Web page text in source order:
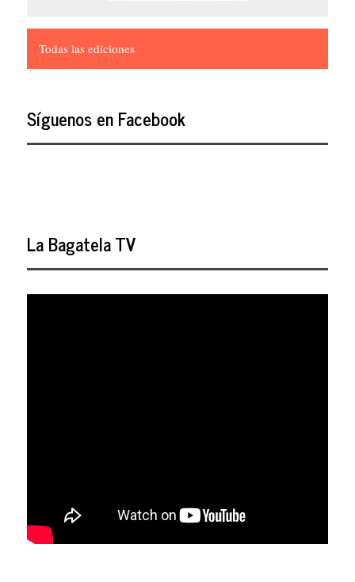
Todas las ediciones
Síguenos en Facebook
La Bagatela TV